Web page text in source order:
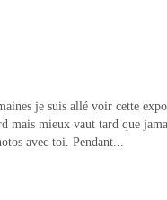
je suis allé voir cette
mais mieux vaut tard que
avec toi. Pendant...